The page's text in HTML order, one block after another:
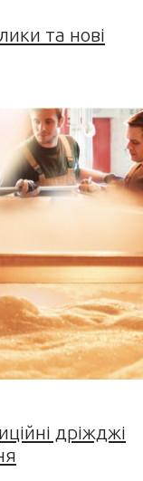
та нові
дріжджі